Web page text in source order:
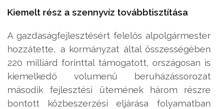
Kiemelt rész a szennyvíz továbbtisztítása
A gazdaságfejlesztésért felelős alpolgármester
hozzátette, a kormányzat által összességében
220 milliárd forinttal támogatott, országosan is
kiemelkedő volumenű beruházássorozat
második fejlesztési ütemének három részre
bontott közbeszerzési eljárása folyamatban